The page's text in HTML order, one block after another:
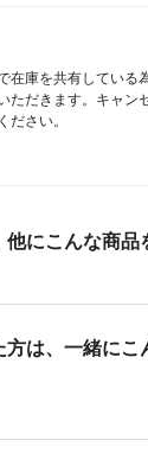
在庫を共有している
ただきます。キャン
ださい。
他にこんな商品
方は、一緒にこ